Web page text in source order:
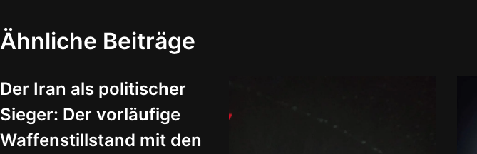
Ähnliche Beiträge
Der Iran als politischer
Sieger: Der vorläufige
Waffenstillstand mit den